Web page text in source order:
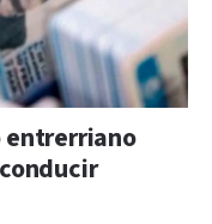
entrerriano